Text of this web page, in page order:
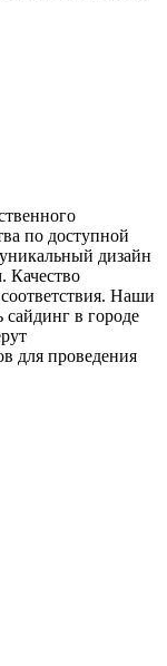
по доступной
дизайн
Качество
Наши
в городе
для проведения